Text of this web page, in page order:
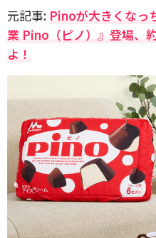
元記事: Pinoが大きくなっ
業 Pino（ピノ）』登場、
よ！